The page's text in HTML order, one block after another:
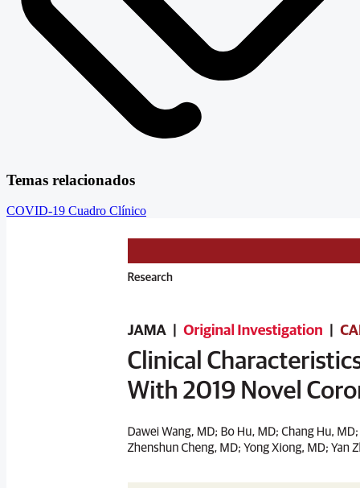
Temas relacionados
COVID-19 Cuadro Clínico